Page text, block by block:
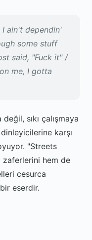
ain't dependin'
some stuff
said, "Fuck it" /
me, I gotta
sıkı çalışmaya
karşı
"Streets
zaferlerini hem de
cesurca
eserdir.